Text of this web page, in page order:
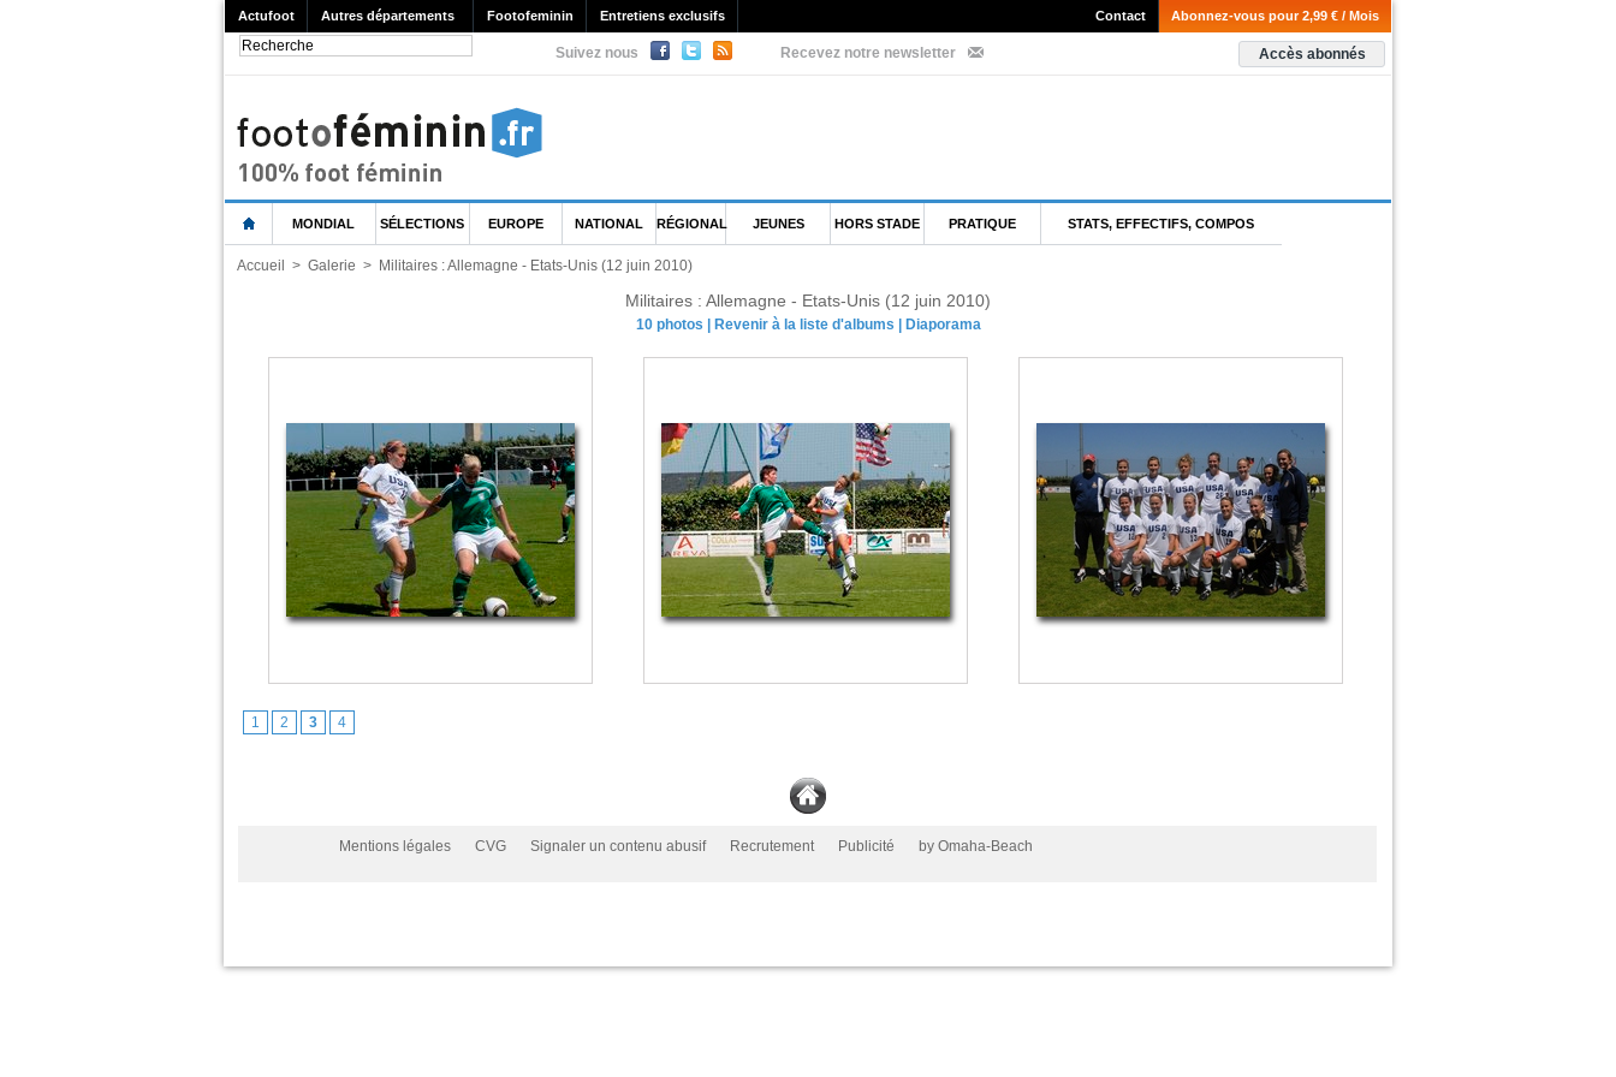
Actufoot Autres départements Footofeminin Entretiens exclusifs Abonnez-vous pour 2,99 € / Mois
Contact
Suivez nous Recevez notre newsletter Accès abonnés
MONDIAL SÉLECTIONS EUROPE NATIONAL RÉGIONAL JEUNES HORS STADE PRATIQUE STATS, EFFECTIFS, COMPOS
Accueil > Galerie > Militaires : Allemagne - Etats-Unis (12 juin 2010)
Militaires : Allemagne - Etats-Unis (12 juin 2010)
10 photos Revenir à la liste d'albums Diaporama
1 2 3 4
Mentions légales CVG Signaler un contenu abusif Recrutement Publicité by Omaha-Beach